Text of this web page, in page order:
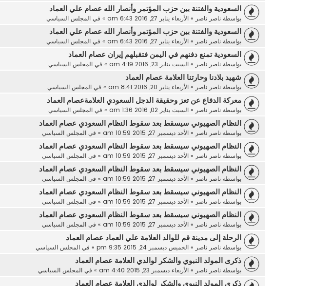
السعودية والفتنة بين حزب المؤتمر وأنصار الله عصام علي العماد
بواسطة ناصر ناصر » الأربعاء يناير 27, 2016 6:43 am » في المجلس السياسي
السعودية والفتنة بين حزب المؤتمر وأنصار الله عصام علي العماد
بواسطة ناصر ناصر » الأربعاء يناير 27, 2016 6:43 am » في المجلس السياسي
السعودية تمنع دفنهم في اليمن فتقبلهم إيران عصام العماد
بواسطة ناصر ناصر » السبت يناير 23, 2016 4:19 am » في المجلس السياسي
شهيد بلادنا وحارتنا العلامة عصام العماد
بواسطة ناصر ناصر » الأربعاء يناير 20, 2016 8:41 am » في المجلس السياسي
معركة الدفاع عن تعز وحقيقة الدجل السعودي العلامةعصام العماد
بواسطة ناصر ناصر » السبت يناير 02, 2016 1:36 am » في المجلس السياسي
النظام الصهيوني سيسقط بعد سقوط النظام السعودي عصام العماد
بواسطة ناصر ناصر » الأحد ديسمبر 27, 2015 10:59 am » في المجلس السياسي
النظام الصهيوني سيسقط بعد سقوط النظام السعودي عصام العماد
بواسطة ناصر ناصر » الأحد ديسمبر 27, 2015 10:59 am » في المجلس السياسي
النظام الصهيوني سيسقط بعد سقوط النظام السعودي عصام العماد
بواسطة ناصر ناصر » الأحد ديسمبر 27, 2015 10:59 am » في المجلس السياسي
النظام الصهيوني سيسقط بعد سقوط النظام السعودي عصام العماد
بواسطة ناصر ناصر » الأحد ديسمبر 27, 2015 10:59 am » في المجلس السياسي
النظام الصهيوني سيسقط بعد سقوط النظام السعودي عصام العماد
بواسطة ناصر ناصر » الأحد ديسمبر 27, 2015 10:59 am » في المجلس السياسي
الرحلة إلى مدينة قم للوالد العلامة علي العماد عصام العماد
بواسطة ناصر ناصر » الخميس ديسمبر 24, 2015 9:35 pm » في المجلس السياسي
ذكرى المولد النبوي والشكر لوالدي العلامة عصام العماد
بواسطة ناصر ناصر » الأربعاء ديسمبر 23, 2015 4:40 am » في المجلس السياسي
ذكرى المولد النبوي والشكر لوالدي العلامة عصام العماد